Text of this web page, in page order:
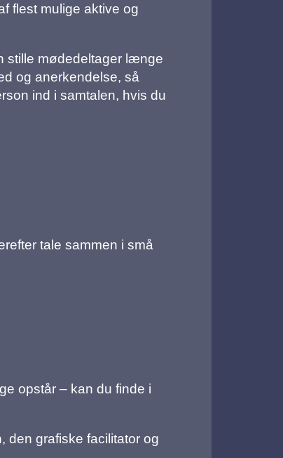
flest mulige aktive og
stille mødedeltager længe
og anerkendelse, så
ind i samtalen, hvis du
tale sammen i små
opstår – kan du finde i
den grafiske facilitator og